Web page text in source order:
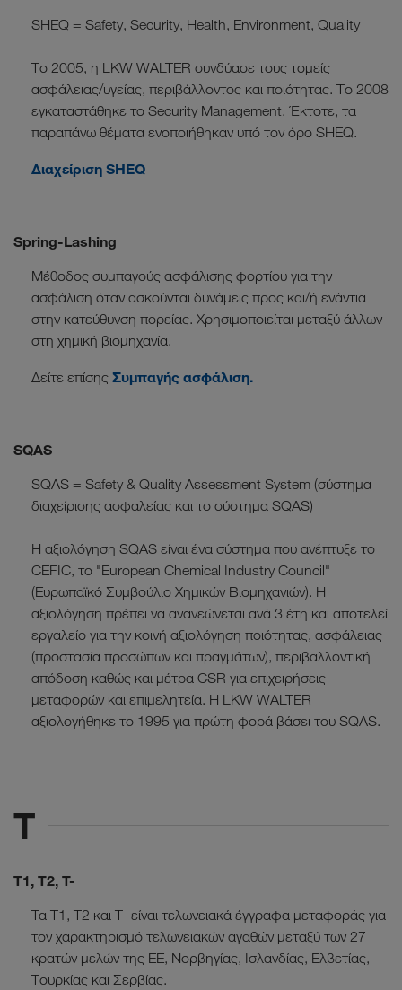
SHEQ = Safety, Security, Health, Environment, Quality
Το 2005, η LKW WALTER συνδύασε τους τομείς
ασφάλειας/υγείας, περιβάλλοντος και ποιότητας. Το 2008
εγκαταστάθηκε το Security Management. Έκτοτε, τα
παραπάνω θέματα ενοποιήθηκαν υπό τον όρο SHEQ.
Διαχείριση SHEQ
Spring-Lashing
Μέθοδος συμπαγούς ασφάλισης φορτίου για την
ασφάλιση όταν ασκούνται δυνάμεις προς και/ή ενάντια
στην κατεύθυνση πορείας. Χρησιμοποιείται μεταξύ άλλων
στη χημική βιομηχανία.
Δείτε επίσης Συμπαγής ασφάλιση.
SQAS
SQAS = Safety & Quality Assessment System (σύστημα
διαχείρισης ασφαλείας και το σύστημα SQAS)
Η αξιολόγηση SQAS είναι ένα σύστημα που ανέπτυξε το
CEFIC, το "European Chemical Industry Council"
(Ευρωπαϊκό Συµβούλιο Χηµικών Βιοµηχανιών). Η
αξιολόγηση πρέπει να ανανεώνεται ανά 3 έτη και αποτελεί
εργαλείο για την κοινή αξιολόγηση ποιότητας, ασφάλειας
(προστασία προσώπων και πραγμάτων), περιβαλλοντική
απόδοση καθώς και μέτρα CSR για επιχειρήσεις
μεταφορών και επιμελητεία. Η LKW WALTER
αξιολογήθηκε το 1995 για πρώτη φορά βάσει του SQAS.
T
T1, T2, T-
Τα T1, T2 και T- είναι τελωνειακά έγγραφα μεταφοράς για
τον χαρακτηρισμό τελωνειακών αγαθών μεταξύ των 27
κρατών μελών της ΕΕ, Νορβηγίας, Ισλανδίας, Ελβετίας,
Τουρκίας και Σερβίας.